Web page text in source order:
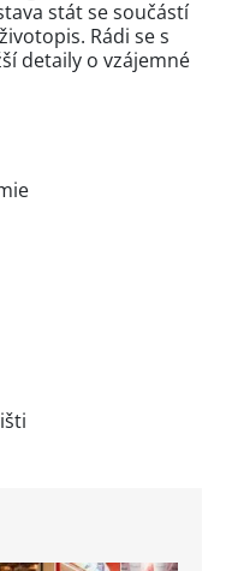
stát se součástí
Rádi se s
detaily o vzájemné